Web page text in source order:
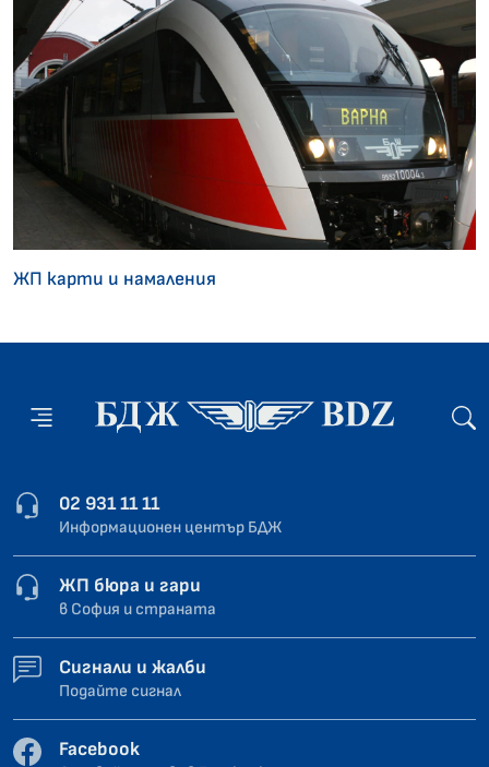
ЖП карти и намаления
02 931 11 11
Информационен център БДЖ
ЖП бюра и гари
в София и страната
Сигнали и жалби
Подайте сигнал
Facebook